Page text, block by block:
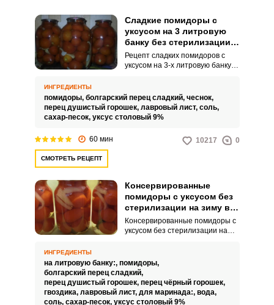
Сладкие помидоры с
уксусом на 3 литровую
банку без стерилизации
на зиму
Рецепт сладких помидоров с
уксусом на 3-х литровую банку
семьи, для праздничного стола
или угощения для большой
компании, да и при больших
варианте маринуем помидоры
способом двукратной заливки с
ИНГРЕДИЕНТЫ
помидоры, болгарский перец сладкий, чеснок,
перец душистый горошек, лавровый лист, соль,
сахар-песок, уксус столовый 9%
60 мин 10217 0
СМОТРЕТЬ РЕЦЕПТ
Консервированные
помидоры с уксусом без
стерилизации на зиму в
банках
Консервированные помидоры с
уксусом без стерилизации на
заготовки томатов, готовятся
методом двукратной заливки.
Хранить такие помидоры можно
в условиях квартиры.
ИНГРЕДИЕНТЫ
на литровую банку:, помидоры,
болгарский перец сладкий,
перец душистый горошек, перец чёрный горошек,
гвоздика, лавровый лист, для маринада:, вода,
соль, сахар-песок, уксус столовый 9%